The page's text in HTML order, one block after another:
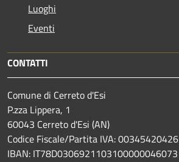
Luoghi
Eventi
CONTATTI
Comune di Cerreto d'Esi
P.zza Lippera, 1
60043 Cerreto d'Esi (AN)
Codice Fiscale/Partita IVA: 00345420426
IBAN: IT78D0306921103100000046073